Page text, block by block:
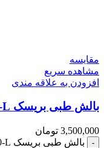
مقایسه
مشاهده سریع
افزودن به علاقه مندی
بالش طبی بریسک MP20-L
3,500,000 تومان
بالش طبی بریسک MP20-L عدد